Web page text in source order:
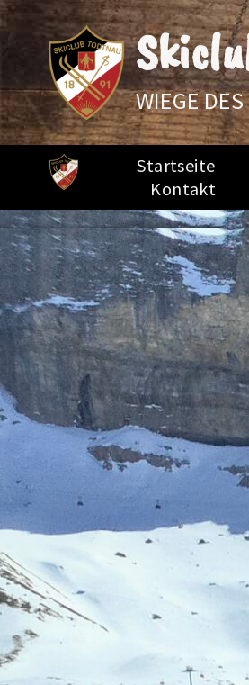
WIEGE
Startseite
Kontakt